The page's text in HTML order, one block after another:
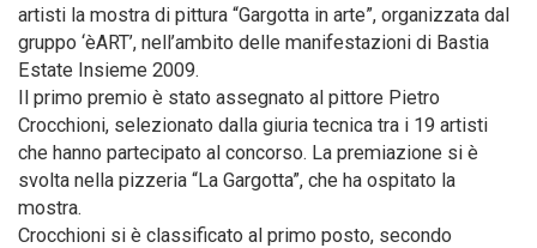
artisti la mostra di pittura “Gargotta in arte”, organizzata dal
gruppo ‘èART’, nell’ambito delle manifestazioni di Bastia
Estate Insieme 2009.
Il primo premio è stato assegnato al pittore Pietro
Crocchioni, selezionato dalla giuria tecnica tra i 19 artisti
che hanno partecipato al concorso. La premiazione si è
svolta nella pizzeria “La Gargotta”, che ha ospitato la
mostra.
Crocchioni si è classificato al primo posto, secondo